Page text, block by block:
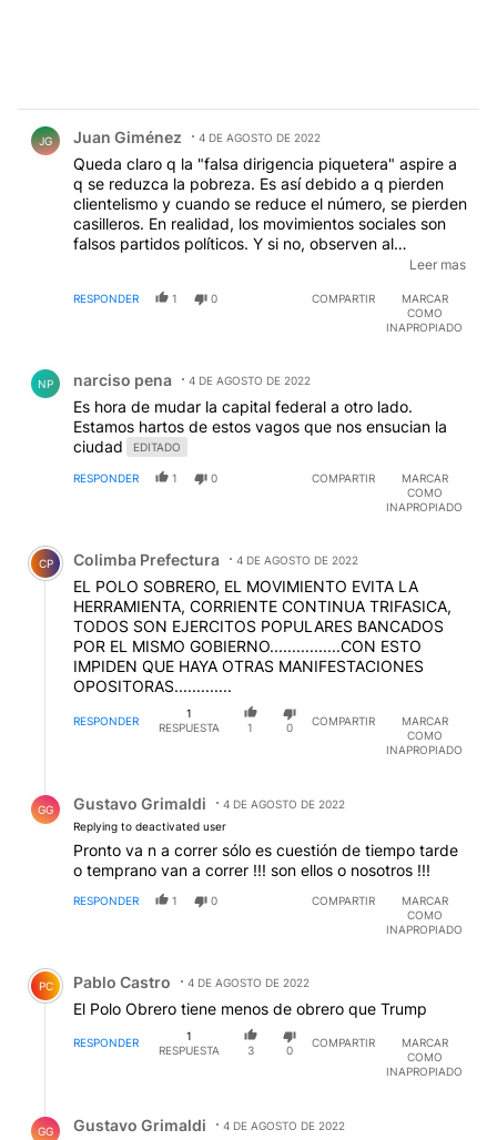
JG Juan Giménez 4 DE AGOSTO DE 2022
Queda claro q la "falsa dirigencia piquetera" aspire a
q se reduzca la pobreza. Es así debido a q pierden
clientelismo y cuando se reduce el número, se pierden
casilleros. En realidad, los movimientos sociales son
falsos partidos políticos. Y si no, observen al
movimiento de Grabois q tiene diputados nacionales,
normas específicas las cuales deben ser cumplidas si
o si, mientras q un movimiento social no y puede
Grabois, los Yaskis y demás.? Es hora de poner coto al
choreo disfrazado de social y de solidaridad, como
sucede en los sueldos del personal en blanco, sea
privado o público, los sindicalistas fueron a la
asunción de Massa para q no se les corte el choreo
pintado de "solidaridad".
Leer mas
RESPONDER 1 0 COMPARTIR
MARCAR
COMO
INAPROPIADO
NP narciso pena 4 DE AGOSTO DE 2022
Es hora de mudar la capital federal a otro lado.
Estamos hartos de estos vagos que nos ensucian la
ciudad
EDITADO
RESPONDER 1 0 COMPARTIR
MARCAR
COMO
INAPROPIADO
Comentario de Colimba Prefectura.
CP Colimba Prefectura 4 DE AGOSTO DE 2022
EL POLO SOBRERO, EL MOVIMIENTO EVITA LA
HERRAMIENTA, CORRIENTE CONTINUA TRIFASICA,
TODOS SON EJERCITOS POPULARES BANCADOS
POR EL MISMO GOBIERNO................CON ESTO
IMPIDEN QUE HAYA OTRAS MANIFESTACIONES
OPOSITORAS.............
RESPONDER
1
RESPUESTA
1 0
COMPARTIR
MARCAR
COMO
INAPROPIADO
GG Gustavo Grimaldi
4 DE AGOSTO DE 2022
Replying to deactivated user
Pronto va n a correr sólo es cuestión de tiempo tarde
o temprano van a correr !!! son ellos o nosotros !!!
RESPONDER 1 0 COMPARTIR
MARCAR
COMO
INAPROPIADO
Comentario de Pablo Castro.
PC Pablo Castro 4 DE AGOSTO DE 2022
El Polo Obrero tiene menos de obrero que Trump
RESPONDER
1
RESPUESTA
3 0
COMPARTIR
MARCAR
COMO
INAPROPIADO
GG Gustavo Grimaldi
4 DE AGOSTO DE 2022